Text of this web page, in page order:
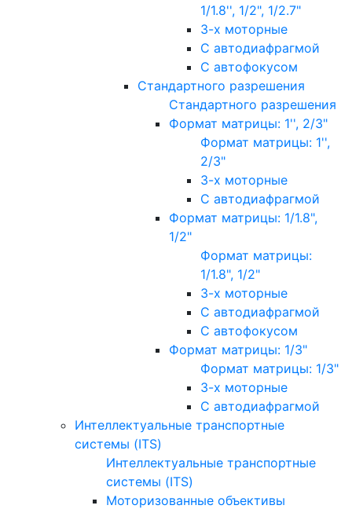
1/1.8'', 1/2", 1/2.7"
3-х моторные
С автодиафрагмой
С автофокусом
Стандартного разрешения
Стандартного разрешения
Формат матрицы: 1'', 2/3"
Формат матрицы: 1'',
2/3"
3-х моторные
С автодиафрагмой
Формат матрицы: 1/1.8",
1/2"
Формат матрицы:
1/1.8", 1/2"
3-х моторные
С автодиафрагмой
С автофокусом
Формат матрицы: 1/3"
Формат матрицы: 1/3"
3-х моторные
С автодиафрагмой
Интеллектуальные транспортные
системы (ITS)
Интеллектуальные транспортные
системы (ITS)
Моторизованные объективы